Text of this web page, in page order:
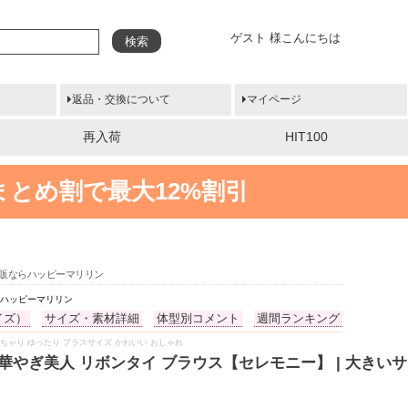
ゲスト 様こんにちは
検索
返品・交換について マイページ
再入荷 HIT100
め割で最大12%割引
ならハッピーマリリン
ッピーマリリン
） サイズ・素材詳細 体型別コメント 週間ランキング
ゃり ゆったり プラスサイズ かわいい おしゃれ
やぎ美人 リボンタイ ブラウス【セレモニー】 | 大きい